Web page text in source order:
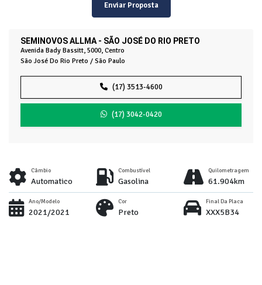
SEMINOVOS ALLMA - SÃO JOSÉ DO RIO PRETO
Avenida Bady Bassitt, 5000, Centro
São José Do Rio Preto / São Paulo
(17) 3513-4600
(17) 3042-0420
Enviar Proposta
Câmbio
Automatico
Combustível
Gasolina
Quilometragem
61.904km
Ano/Modelo
2021/2021
Cor
Preto
Final Da Placa
XXX5B34